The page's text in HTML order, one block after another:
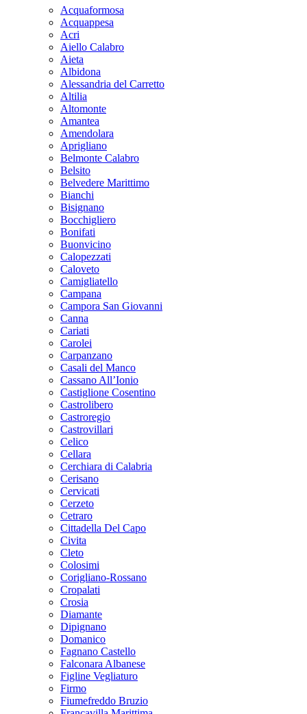
Acquaformosa
Acquappesa
Acri
Aiello Calabro
Aieta
Albidona
Alessandria del Carretto
Altilia
Altomonte
Amantea
Amendolara
Aprigliano
Belmonte Calabro
Belsito
Belvedere Marittimo
Bianchi
Bisignano
Bocchigliero
Bonifati
Buonvicino
Calopezzati
Caloveto
Camigliatello
Campana
Campora San Giovanni
Canna
Cariati
Carolei
Carpanzano
Casali del Manco
Cassano All’Ionio
Castiglione Cosentino
Castrolibero
Castroregio
Castrovillari
Celico
Cellara
Cerchiara di Calabria
Cerisano
Cervicati
Cerzeto
Cetraro
Cittadella Del Capo
Civita
Cleto
Colosimi
Corigliano-Rossano
Cropalati
Crosia
Diamante
Dipignano
Domanico
Fagnano Castello
Falconara Albanese
Figline Vegliaturo
Firmo
Fiumefreddo Bruzio